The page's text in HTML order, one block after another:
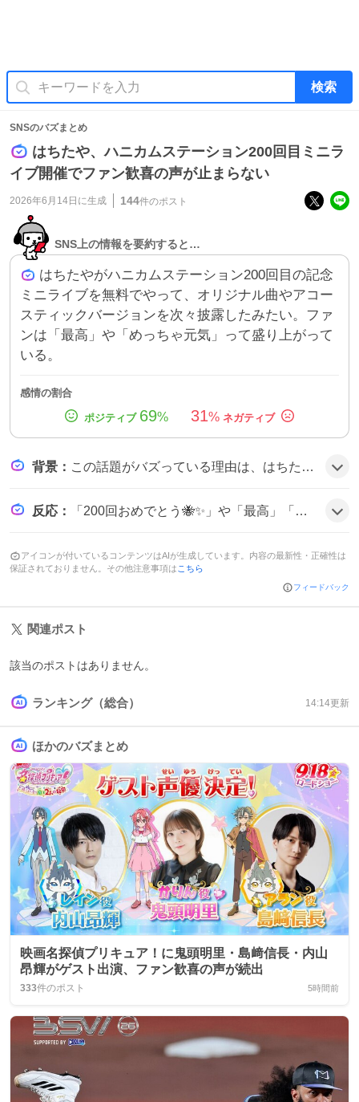
検索
SNSのバズまとめ
はちたや、ハニカムステーション200回目ミニラ
イブ開催でファン歓喜の声が止まらない
2026年6月14日 に生成 144件のポスト
SNS上の情報を要約すると…
はちたやがハニカムステーション200回目の記念
ミニライブを無料でやって、オリジナル曲やアコー
スティックバージョンを次々披露したみたい。ファ
ンは「最高」や「めっちゃ元気」って盛り上がって
いる。
感情の割合
69% 31%
背景 ： この話題がバズっている理由は、はちたやの長期配信シリーズ『ハニカムステーション』が200回目を迎えたことがきっかけで、無料ミニライブやオリジナル曲祭りが開催されたことがファンの期待感を高めたようだ。
反応 ： 「200回おめでとう🐝✨」や「最高」「めっちゃ元気w」などのコメントが多数寄せられ、みんな「楽しかった」「またやってほしい」ってテンションが上がっている様子だ。
アイコンが付いているコンテンツはAIが生成しています。内容の最新性・正確性は
保証されておりません。その他注意事項は こちら
フィードバック
関連ポスト
該当のポストはありません。
ランキング（総合） 14:14更新
ほかのバズまとめ
映画名探偵プリキュア！に鬼頭明里・島﨑信長・内山
昂輝がゲスト出演、ファン歓喜の声が続出
333件のポスト 5時間前